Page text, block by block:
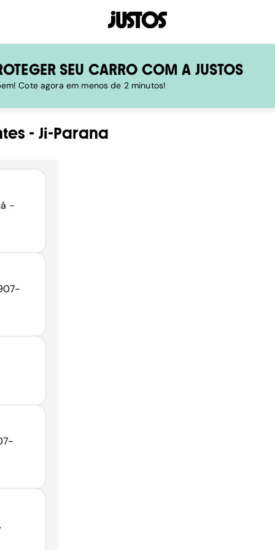
SEU CARRO COM A JUSTOS
Cote agora em menos de 2 minutos!
- Ji-Parana
-